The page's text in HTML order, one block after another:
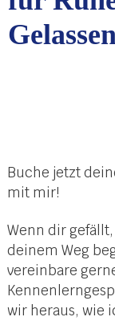
Buche jetzt
mit mir!
Wenn dir
deinem Weg
vereinbare
wir heraus, wie